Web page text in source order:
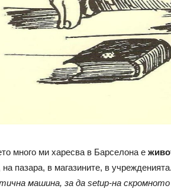
много ми харесва в Барселона е
пазара, в магазините, в учрежденията.
машина, за да setup-на